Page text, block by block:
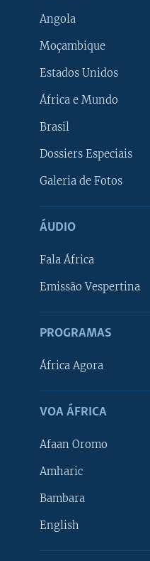
Angola
Moçambique
Estados Unidos
África e Mundo
Brasil
Dossiers Especiais
Galeria de Fotos
ÁUDIO
Fala África
Emissão Vespertina
PROGRAMAS
África Agora
VOA ÁFRICA
Afaan Oromo
Amharic
Bambara
English